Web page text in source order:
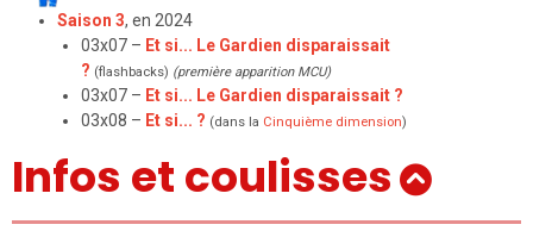
Saison 3, en 2024
03x07 – Et si... Le Gardien disparaissait
? (flashbacks) (première apparition MCU)
03x07 – Et si... Le Gardien disparaissait ?
03x08 – Et si... ? (dans la Cinquième dimension)
Infos et coulisses